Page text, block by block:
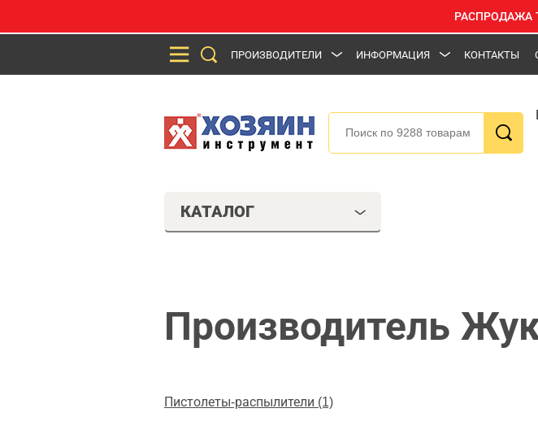
РАСПРОДАЖА
ПРОИЗВОДИТЕЛИ ИНФОРМАЦИЯ КОНТАКТЫ
КАТАЛОГ
Производитель
Пистолеты-распылители (1)